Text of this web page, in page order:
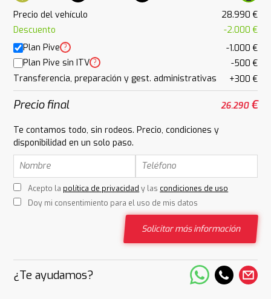
Precio del vehículo
28.990 €
Descuento
-2.000 €
Plan Pive ?
-1.000 €
Plan Pive sin ITV ?
-500 €
Transferencia, preparación y gest. administrativas
+300 €
Precio final 26.290€
Te contamos todo, sin rodeos. Precio, condiciones y
disponibilidad en un solo paso.
Acepto la política de privacidad y las condiciones de uso
Doy mi consentimiento para el uso de mis datos
Solicitar más información
¿Te ayudamos?